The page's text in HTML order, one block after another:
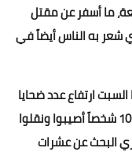
ما أسفر عن مقتل
شعر به الناس أيضاً في
ارتفاع عدد ضحايا
زلزال ألازيغ إلى 21 قتيلا. وأضافت أن نحو 1030 شخصاً أصيبوا ونقلوا
البحث عن عشرات